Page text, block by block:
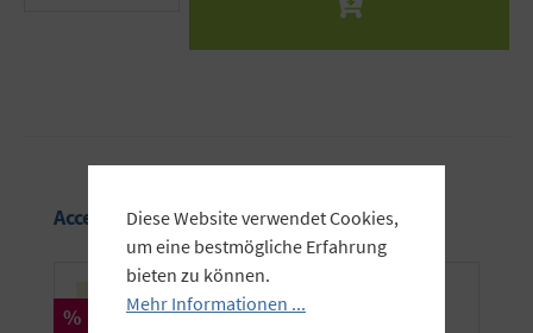
Produktgalerie überspringen
Accessory Items
Rabatt
%
Diese Website verwendet Cookies,
um eine bestmögliche Erfahrung
bieten zu können.
Mehr Informationen ...